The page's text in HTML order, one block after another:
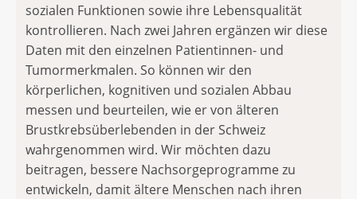
sozialen Funktionen sowie ihre Lebensqualität
kontrollieren. Nach zwei Jahren ergänzen wir diese
Daten mit den einzelnen Patientinnen- und
Tumormerkmalen. So können wir den
körperlichen, kognitiven und sozialen Abbau
messen und beurteilen, wie er von älteren
Brustkrebsüberlebenden in der Schweiz
wahrgenommen wird. Wir möchten dazu
beitragen, bessere Nachsorgeprogramme zu
entwickeln, damit ältere Menschen nach ihren